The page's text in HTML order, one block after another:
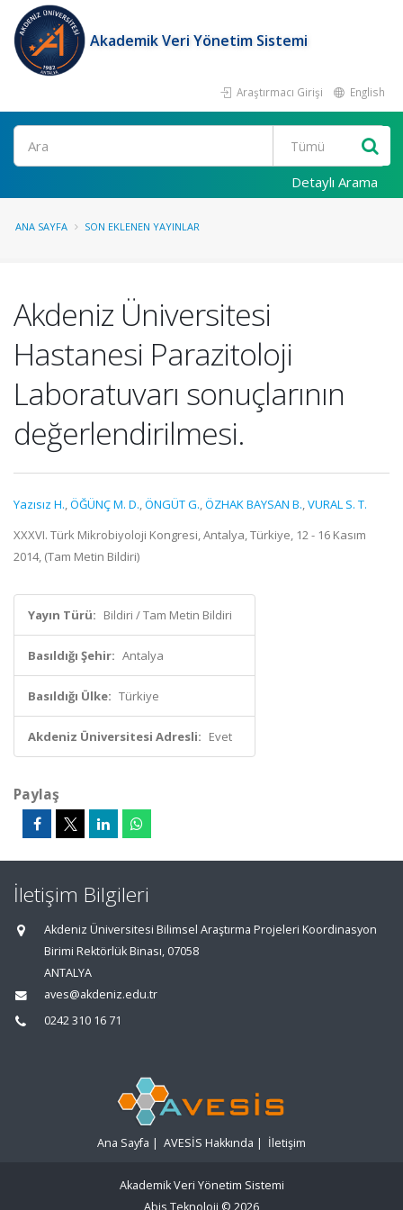
Akademik Veri Yönetim Sistemi
Araştırmacı Girişi English
Ara
Detaylı Arama
ANA SAYFA SON EKLENEN YAYINLAR
Akdeniz Üniversitesi
Hastanesi Parazitoloji
Laboratuvarı sonuçlarının
değerlendirilmesi.
Yazısız H.,ÖĞÜNÇ M. D.,ÖNGÜT G.,ÖZHAK BAYSAN B.,VURAL S. T.
XXXVI. Türk Mikrobiyoloji Kongresi, Antalya, Türkiye, 12 - 16 Kasım
2014, (Tam Metin Bildiri)
Yayın Türü: Bildiri / Tam Metin Bildiri
Basıldığı Şehir: Antalya
Basıldığı Ülke: Türkiye
Akdeniz Üniversitesi Adresli: Evet
Paylaş
İletişim Bilgileri
Akdeniz Üniversitesi Bilimsel Araştırma Projeleri Koordinasyon
Birimi Rektörlük Binası, 07058
ANTALYA
aves@akdeniz.edu.tr
0242 310 16 71
Ana Sayfa | AVESİS Hakkında | İletişim
Akademik Veri Yönetim Sistemi
Abis Teknoloji © 2026